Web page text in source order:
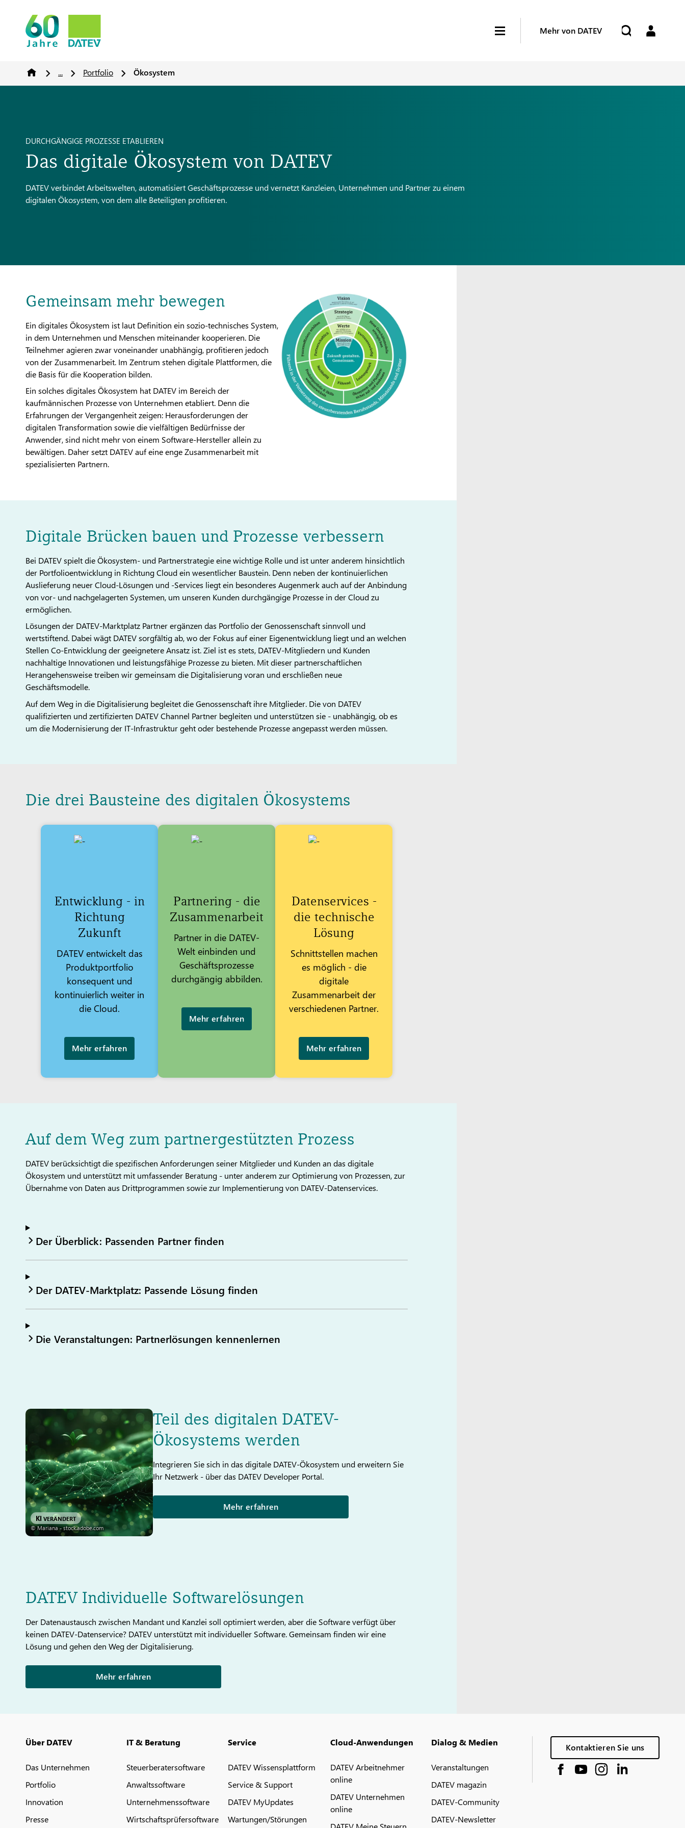
Mehr von DATEV
... Portfolio Ökosystem
DURCHGÄNGIGE PROZESSE ETABLIEREN
Das digitale Ökosystem von DATEV
DATEV verbindet Arbeitswelten, automatisiert Geschäftsprozesse und vernetzt Kanzleien, Unternehmen und Partner zu einem
digitalen Ökosystem, von dem alle Beteiligten profitieren.
Gemeinsam mehr bewegen
Ein digitales Ökosystem ist laut Definition ein sozio-technisches System,
in dem Unternehmen und Menschen miteinander kooperieren. Die
Teilnehmer agieren zwar voneinander unabhängig, profitieren jedoch
von der Zusammenarbeit. Im Zentrum stehen digitale Plattformen, die
die Basis für die Kooperation bilden.
Ein solches digitales Ökosystem hat DATEV im Bereich der
kaufmännischen Prozesse von Unternehmen etabliert. Denn die
Erfahrungen der Vergangenheit zeigen: Herausforderungen der
digitalen Transformation sowie die vielfältigen Bedürfnisse der
Anwender, sind nicht mehr von einem Software-Hersteller allein zu
bewältigen. Daher setzt DATEV auf eine enge Zusammenarbeit mit
spezialisierten Partnern.
Digitale Brücken bauen und Prozesse verbessern
Bei DATEV spielt die Ökosystem- und Partnerstrategie eine wichtige Rolle und ist unter anderem hinsichtlich
der Portfolioentwicklung in Richtung Cloud ein wesentlicher Baustein. Denn neben der kontinuierlichen
Auslieferung neuer Cloud-Lösungen und -Services liegt ein besonderes Augenmerk auch auf der Anbindung
von vor- und nachgelagerten Systemen, um unseren Kunden durchgängige Prozesse in der Cloud zu
ermöglichen.
Lösungen der DATEV-Marktplatz Partner ergänzen das Portfolio der Genossenschaft sinnvoll und
wertstiftend. Dabei wägt DATEV sorgfältig ab, wo der Fokus auf einer Eigenentwicklung liegt und an welchen
Stellen Co-Entwicklung der geeignetere Ansatz ist. Ziel ist es stets, DATEV-Mitgliedern und Kunden
nachhaltige Innovationen und leistungsfähige Prozesse zu bieten. Mit dieser partnerschaftlichen
Herangehensweise treiben wir gemeinsam die Digitalisierung voran und erschließen neue
Geschäftsmodelle.
Auf dem Weg in die Digitalisierung begleitet die Genossenschaft ihre Mitglieder. Die von DATEV
qualifizierten und zertifizierten DATEV Channel Partner begleiten und unterstützen sie - unabhängig, ob es
um die Modernisierung der IT-Infrastruktur geht oder bestehende Prozesse angepasst werden müssen.
Die drei Bausteine des digitalen Ökosystems
Entwicklung - in
Richtung
Zukunft
DATEV entwickelt das
Produktportfolio
konsequent und
kontinuierlich weiter in
die Cloud.
Mehr erfahren
Partnering - die
Zusammenarbeit
Partner in die DATEV-
Welt einbinden und
Geschäftsprozesse
durchgängig abbilden.
Mehr erfahren
Datenservices -
die technische
Lösung
Schnittstellen machen
es möglich - die
digitale
Zusammenarbeit der
verschiedenen Partner.
Mehr erfahren
Auf dem Weg zum partnergestützten Prozess
DATEV berücksichtigt die spezifischen Anforderungen seiner Mitglieder und Kunden an das digitale
Ökosystem und unterstützt mit umfassender Beratung - unter anderem zur Optimierung von Prozessen, zur
Übernahme von Daten aus Drittprogrammen sowie zur Implementierung von DATEV-Datenservices.
Der Überblick: Passenden Partner finden
Der DATEV-Marktplatz: Passende Lösung finden
Die Veranstaltungen: Partnerlösungen kennenlernen
© Mariana - stock.adobe.com
KI VERÄNDERT
Teil des digitalen DATEV-
Ökosystems werden
Integrieren Sie sich in das digitale DATEV-Ökosystem und erweitern Sie
Ihr Netzwerk - über das DATEV Developer Portal.
Mehr erfahren
DATEV Individuelle Softwarelösungen
Der Datenaustausch zwischen Mandant und Kanzlei soll optimiert werden, aber die Software verfügt über
keinen DATEV-Datenservice? DATEV unterstützt mit individueller Software. Gemeinsam finden wir eine
Lösung und gehen den Weg der Digitalisierung.
Mehr erfahren
Über DATEV
Das Unternehmen
Portfolio
Innovation
Presse
IT & Beratung
Steuerberatersoftware
Anwaltssoftware
Unternehmenssoftware
Wirtschaftsprüfersoftware
Service
DATEV Wissensplattform
Service & Support
DATEV MyUpdates
Wartungen/Störungen
Cloud-Anwendungen
DATEV Arbeitnehmer
online
DATEV Unternehmen
online
Dialog & Medien
Veranstaltungen
DATEV magazin
DATEV-Community
DATEV-Newsletter
Kontaktieren Sie uns